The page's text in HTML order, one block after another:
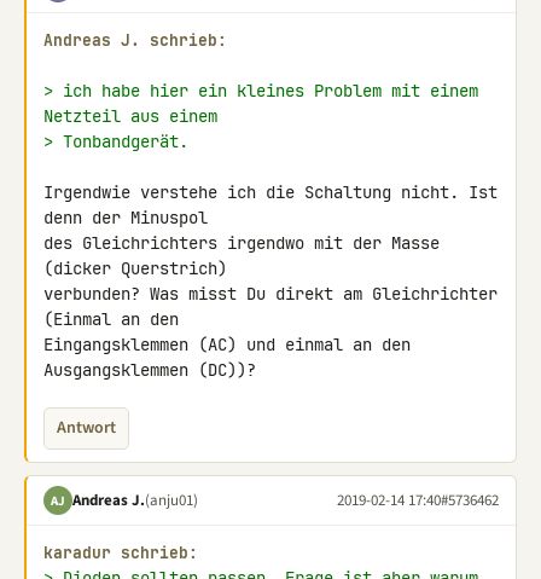
Andreas J. schrieb:
> ich habe hier ein kleines Problem mit einem
Netzteil aus einem
> Tonbandgerät.
Irgendwie verstehe ich die Schaltung nicht. Ist
denn der Minuspol
des Gleichrichters irgendwo mit der Masse
(dicker Querstrich)
verbunden? Was misst Du direkt am Gleichrichter
(Einmal an den
Eingangsklemmen (AC) und einmal an den
Ausgangsklemmen (DC))?
Antwort
AJ Andreas J.(anju01) 2019-02-14 17:40#5736462
karadur schrieb: